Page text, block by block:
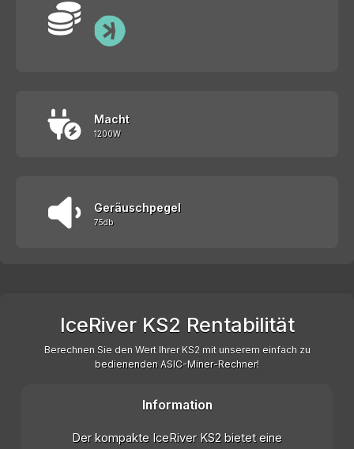
Macht
1200W
Geräuschpegel
75db
IceRiver KS2 Rentabilität
Berechnen Sie den Wert Ihrer KS2 mit unserem einfach zu
bedienenden ASIC-Miner-Rechner!
Information
Der kompakte IceRiver KS2 bietet eine